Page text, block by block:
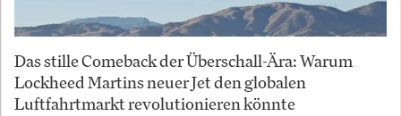
Das stille Comeback der Überschall-Ära: Warum
Lockheed Martins neuer Jet den globalen
Luftfahrtmarkt revolutionieren könnte